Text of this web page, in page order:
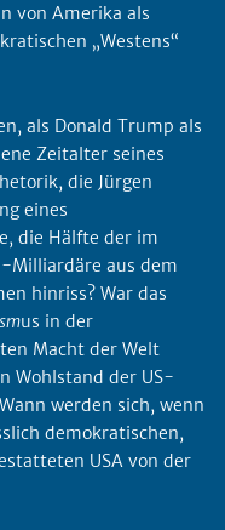
von Amerika als
„Westens“
als Donald Trump als
Zeitalter seines
die Jürgen
eines
die Hälfte der im
Milliardäre aus dem
hinriss? War das
us in der
Macht der Welt
Wohlstand der US-
werden sich, wenn
demokratischen,
USA von der